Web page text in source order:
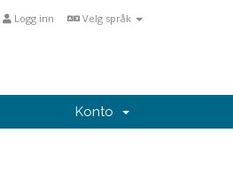
Velg språk
Logg inn
Konto